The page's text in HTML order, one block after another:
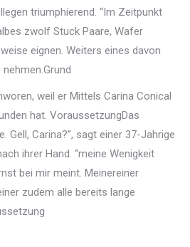
triumphierend. “Im Zeitpunkt
zwolf Stuck Paare, Wafer
eignen. Weiters eines davon
weil er Mittels Carina Conical
hat. VoraussetzungDas
Gell, Carina?”, sagt einer 37-Jahrige
ihrer Hand. “meine Wenigkeit
bei mir meint. Meinereiner
zudem alle bereits lange